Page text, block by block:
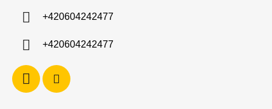
+420604242477
+420604242477